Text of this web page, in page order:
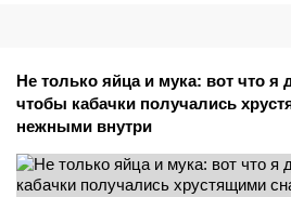
Не только яйца и мука: вот что
чтобы кабачки получались
нежными внутри